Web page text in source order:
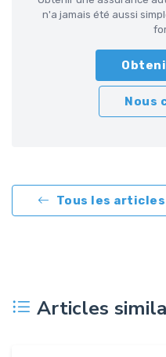
n'a jamais été aussi
Nous
Tous les articles
Articles